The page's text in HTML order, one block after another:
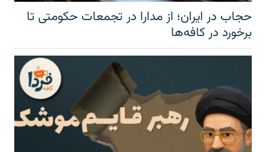
حجاب در ایران؛ از مدارا در تجمعات حکومتی تا
برخورد در کافه‌ها